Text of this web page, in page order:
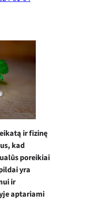
ir fizinę
kad
poreikiai
yra
ir
aptariami